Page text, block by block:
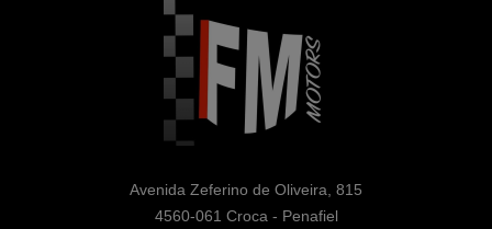
Avenida Zeferino de Oliveira, 815
4560-061 Croca - Penafiel